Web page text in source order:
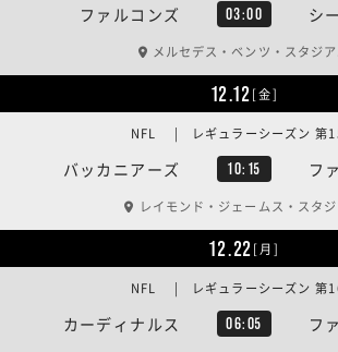
ファルコンズ 03:00 シ
メルセデス・ベンツ・スタジ
12.12[金]
バッカニアーズ 10:15 フ
NFL | レギュラーシーズン 第
レイモンド・ジェームス・スタ
12.22[月]
カーディナルス 06:05 フ
NFL | レギュラーシーズン 第